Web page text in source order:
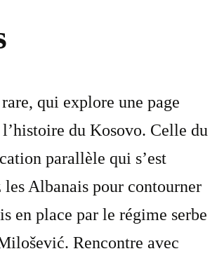
qui explore une page
du Kosovo. Celle du
parallèle qui s’est
les Albanais pour contourner
en place par le régime serbe
Rencontre avec